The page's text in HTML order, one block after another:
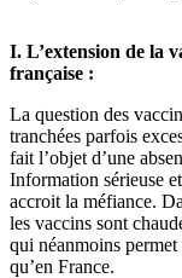
I. L’extension de la
française :
La question des
tranchées parfois
fait l’objet d’une
Information sérieuse
accroit la méfiance.
les vaccins sont
qui néanmoins
qu’en France.